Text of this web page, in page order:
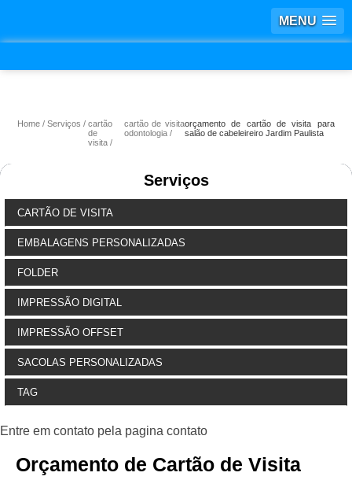
MENU
Home Serviços
cartão
de
visita
cartão de visita
odontologia
orçamento de cartão de visita para
salão de cabeleireiro Jardim Paulista
Serviços
CARTÃO DE VISITA
EMBALAGENS PERSONALIZADAS
FOLDER
IMPRESSÃO DIGITAL
IMPRESSÃO OFFSET
SACOLAS PERSONALIZADAS
TAG
Orçamento de Cartão de Visita